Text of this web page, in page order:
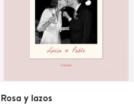
Rosa y lazos